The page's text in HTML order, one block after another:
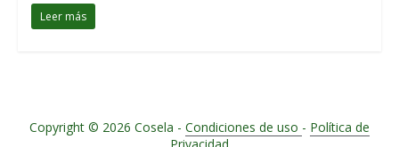
Leer más
Copyright © 2026 Cosela - Condiciones de uso - Política de